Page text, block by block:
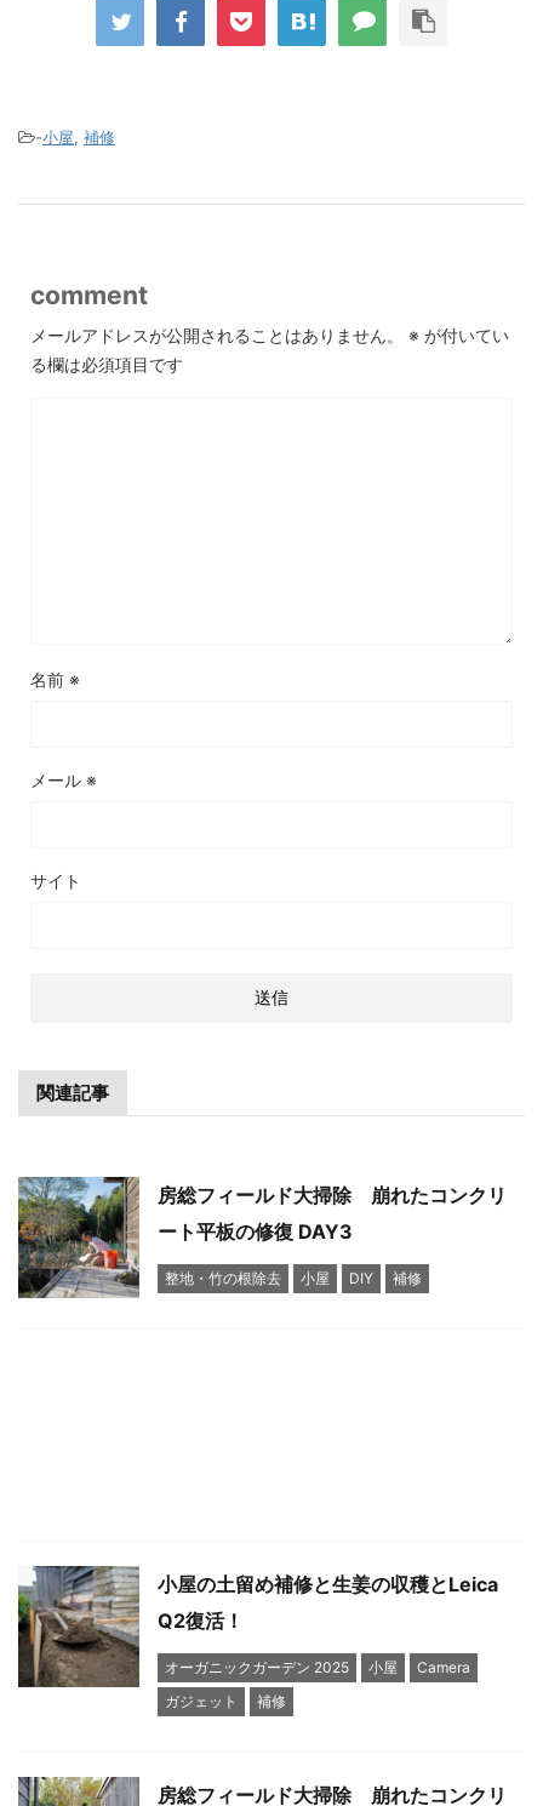
-小屋, 補修
comment
メールアドレスが公開されることはありません。 ※ が付いてい
る欄は必須項目です
名前 ※
メール ※
サイト
関連記事
房総フィールド大掃除 崩れたコンクリ
ート平板の修復 DAY3
整地・竹の根除去 小屋 DIY 補修
小屋の土留め補修と生姜の収穫とLeica
Q2復活！
オーガニックガーデン 2025 小屋
Camera
ガジェット
補修
房総フィールド大掃除 崩れたコンクリ